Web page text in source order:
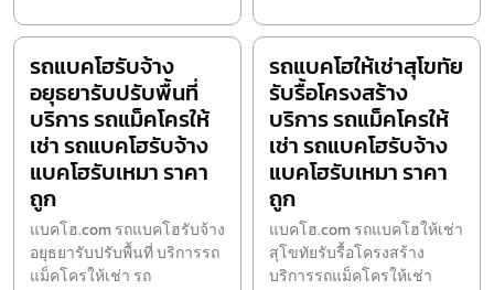
รถแบคโฮรับจ้าง
อยุธยารับปรับพื้นที่
บริการ รถแม็คโครให้
เช่า รถแบคโฮรับจ้าง
แบคโฮรับเหมา ราคา
ถูก
แบคโฮ.com รถแบคโฮรับจ้าง
อยุธยารับปรับพื้นที่ บริการรถ
แม็คโครให้เช่า รถ
รถแบคโฮให้เช่าสุโขทัย
รับรื้อโครงสร้าง
บริการ รถแม็คโครให้
เช่า รถแบคโฮรับจ้าง
แบคโฮรับเหมา ราคา
ถูก
แบคโฮ.com รถแบคโฮให้เช่า
สุโขทัยรับรื้อโครงสร้าง
บริการรถแม็คโครให้เช่า